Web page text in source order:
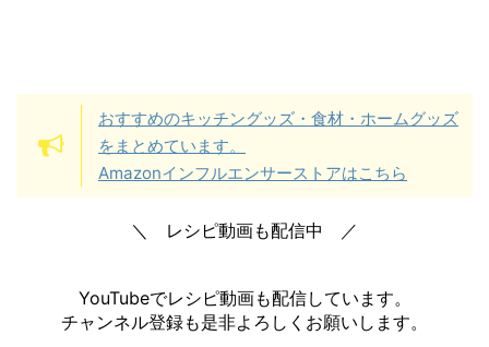
おすすめのキッチングッズ・食材・ホームグッズ
をまとめています。
Amazonインフルエンサーストアはこちら
＼ レシピ動画も配信中 ／
YouTubeでレシピ動画も配信しています。
チャンネル登録も是非よろしくお願いします。